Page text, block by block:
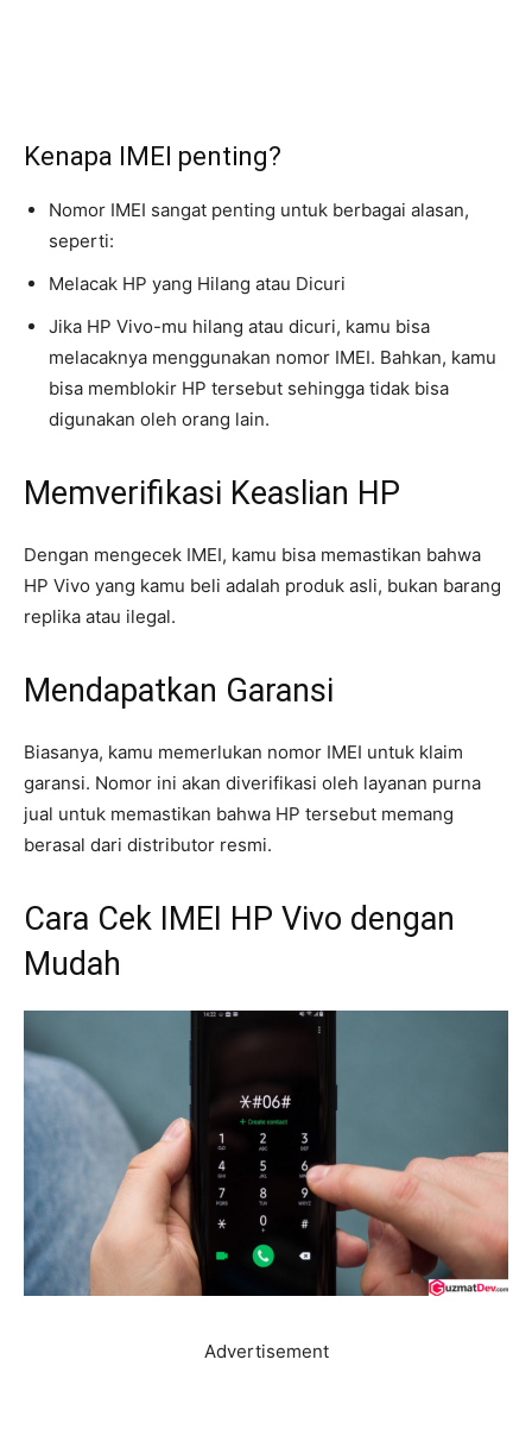
Kenapa IMEI penting?
Nomor IMEI sangat penting untuk berbagai alasan,
seperti:
Melacak HP yang Hilang atau Dicuri
Jika HP Vivo-mu hilang atau dicuri, kamu bisa
melacaknya menggunakan nomor IMEI. Bahkan, kamu
bisa memblokir HP tersebut sehingga tidak bisa
digunakan oleh orang lain.
Memverifikasi Keaslian HP
Dengan mengecek IMEI, kamu bisa memastikan bahwa
HP Vivo yang kamu beli adalah produk asli, bukan barang
replika atau ilegal.
Mendapatkan Garansi
Biasanya, kamu memerlukan nomor IMEI untuk klaim
garansi. Nomor ini akan diverifikasi oleh layanan purna
jual untuk memastikan bahwa HP tersebut memang
berasal dari distributor resmi.
Cara Cek IMEI HP Vivo dengan
Mudah
Advertisement